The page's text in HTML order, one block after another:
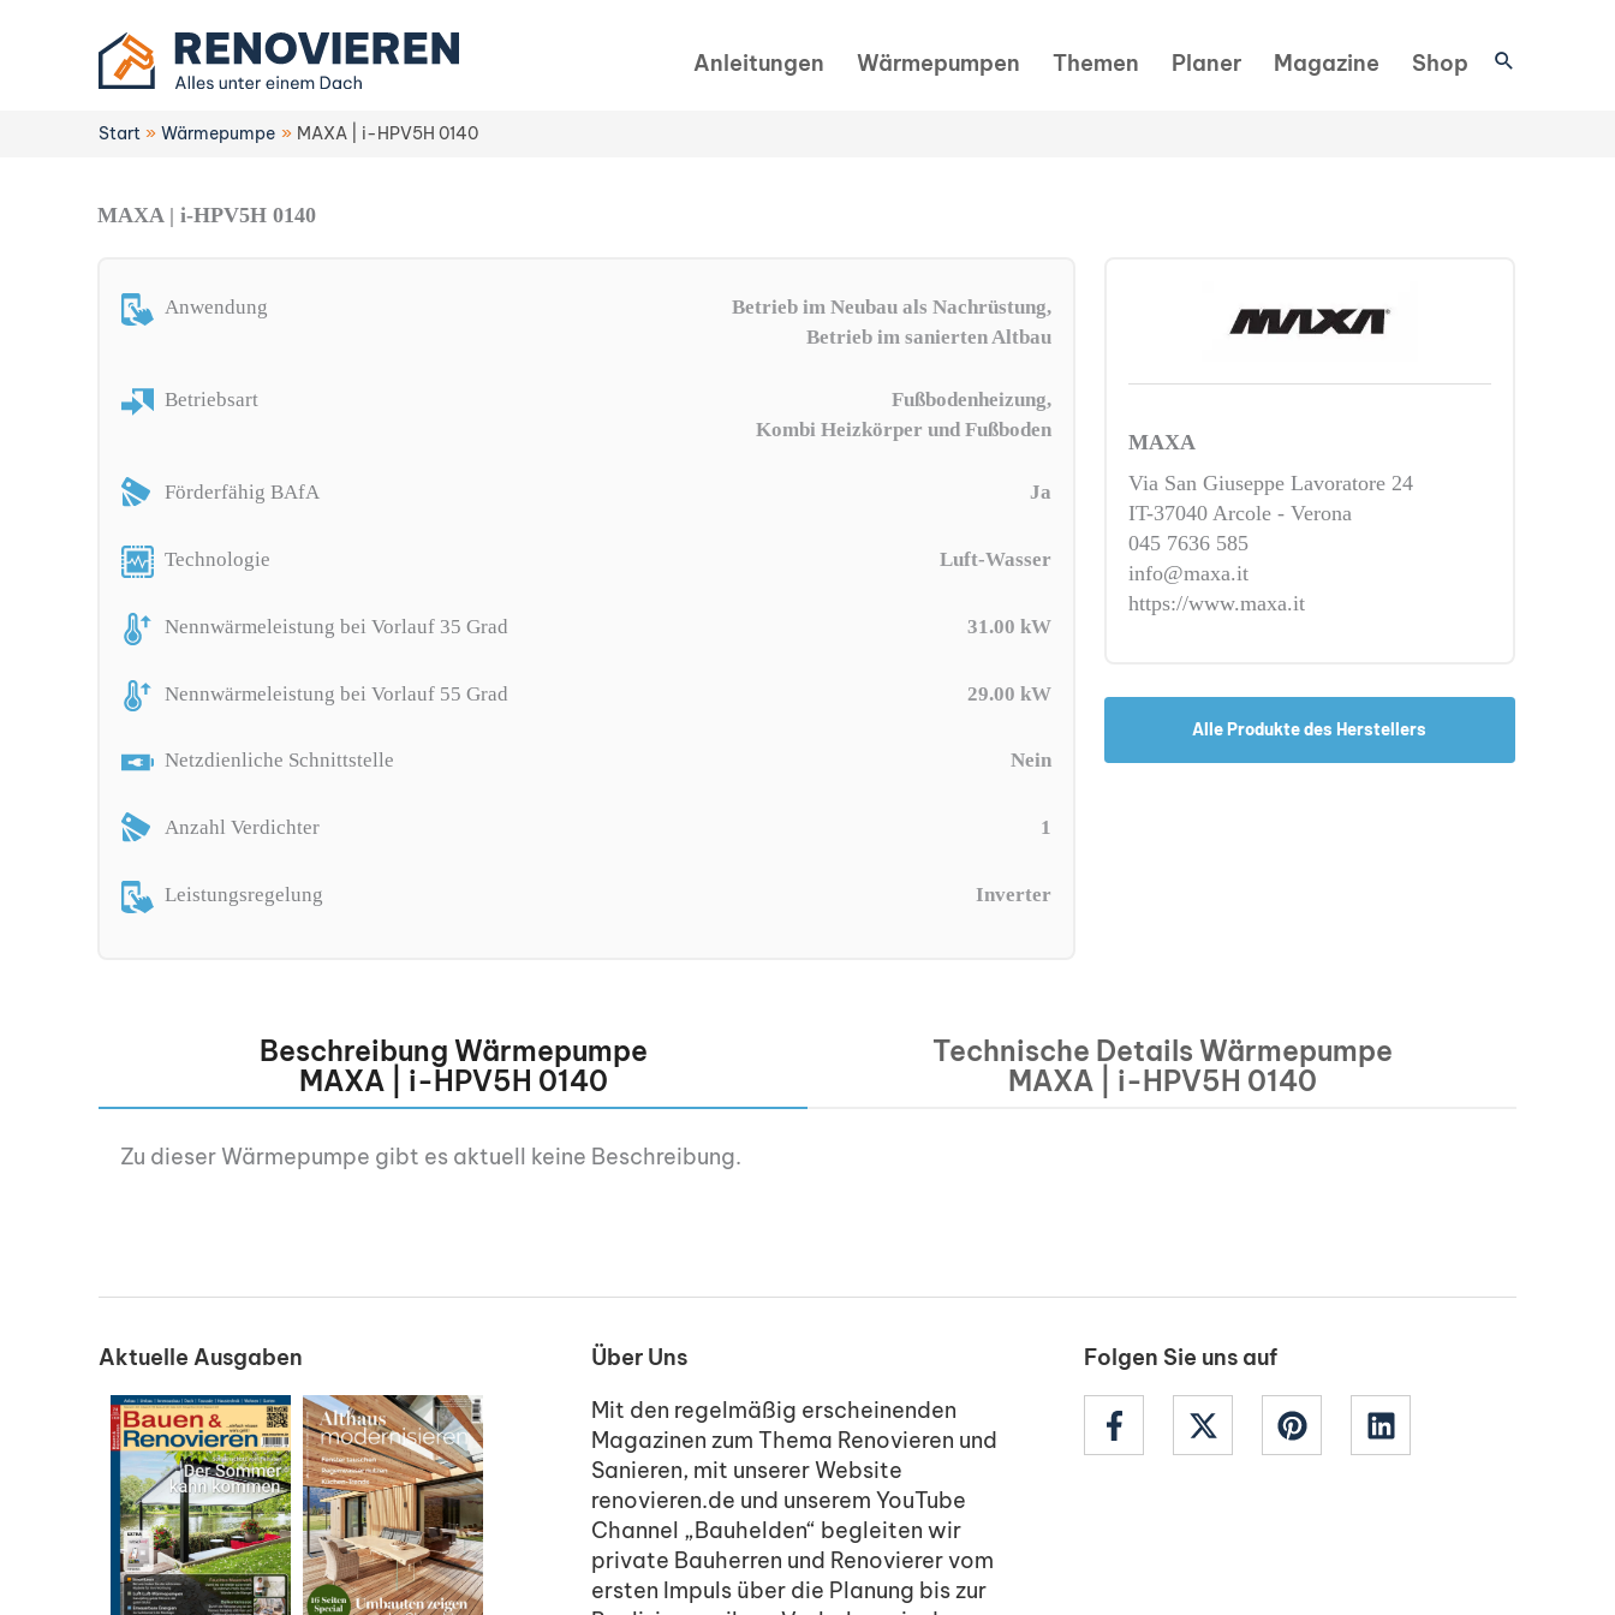
Anleitungen Wärmepumpen Themen Planer Magazine Shop Suchen
Start Wärmepumpe MAXA | i-HPV5H 0140
MAXA | i-HPV5H 0140
Anwendung
Betrieb im Neubau als Nachrüstung,
Betrieb im sanierten Altbau
Betriebsart
Fußbodenheizung,
Kombi Heizkörper und Fußboden
Förderfähig BAfA Ja
Technologie Luft-Wasser
Nennwärmeleistung bei Vorlauf 35 Grad 31.00 kW
Nennwärmeleistung bei Vorlauf 55 Grad 29.00 kW
Netzdienliche Schnittstelle Nein
Anzahl Verdichter 1
Leistungsregelung Inverter
MAXA
Via San Giuseppe Lavoratore 24
IT-37040 Arcole - Verona
045 7636 585
info@maxa.it
https://www.maxa.it
Alle Produkte des Herstellers
Beschreibung Wärmepumpe
MAXA | i-HPV5H 0140
Technische Details Wärmepumpe
MAXA | i-HPV5H 0140
Zu dieser Wärmepumpe gibt es aktuell keine Beschreibung.
Aktuelle Ausgaben
Über Uns
Mit den regelmäßig erscheinenden
Magazinen zum Thema Renovieren und
Sanieren, mit unserer Website
renovieren.de und unserem YouTube
Channel „Bauhelden“ begleiten wir
private Bauherren und Renovierer vom
ersten Impuls über die Planung bis zur
Folgen Sie uns auf